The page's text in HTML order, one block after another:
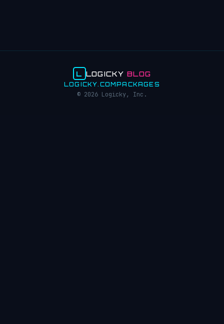
L LOGICKYBLOG
LOGICKY.COM PACKAGES
© 2026 Logicky, Inc.